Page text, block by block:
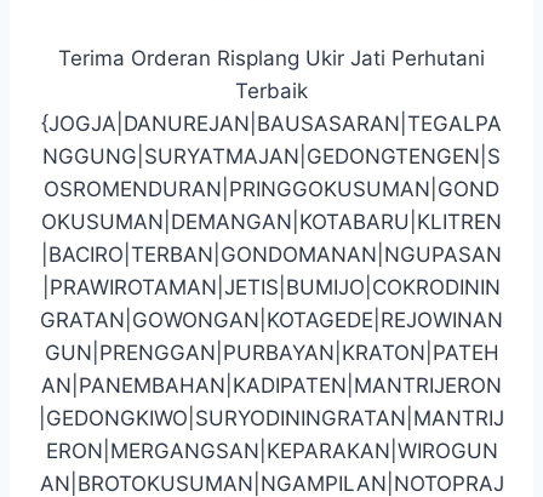
Terima Orderan Risplang Ukir Jati Perhutani
Terbaik
{JOGJA|DANUREJAN|BAUSASARAN|TEGALPA
NGGUNG|SURYATMAJAN|GEDONGTENGEN|S
OSROMENDURAN|PRINGGOKUSUMAN|GOND
OKUSUMAN|DEMANGAN|KOTABARU|KLITREN
|BACIRO|TERBAN|GONDOMANAN|NGUPASAN
|PRAWIROTAMAN|JETIS|BUMIJO|COKRODININ
GRATAN|GOWONGAN|KOTAGEDE|REJOWINAN
GUN|PRENGGAN|PURBAYAN|KRATON|PATEH
AN|PANEMBAHAN|KADIPATEN|MANTRIJERON
|GEDONGKIWO|SURYODININGRATAN|MANTRIJ
ERON|MERGANGSAN|KEPARAKAN|WIROGUN
AN|BROTOKUSUMAN|NGAMPILAN|NOTOPRAJ